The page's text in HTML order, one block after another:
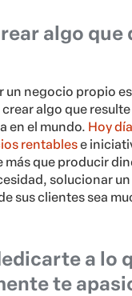
algo que
un negocio propio
algo que
en el mundo. Hoy
rentablese
más que producir
solucionar
sus clientes sea
a lo
te